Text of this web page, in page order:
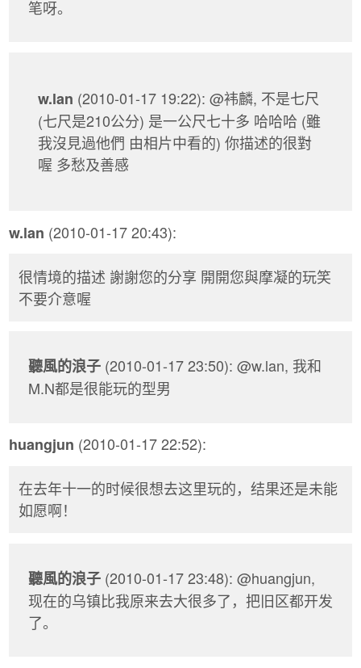
笔呀。
w.lan (2010-01-17 19:22): @袆麟, 不是七尺
(七尺是210公分) 是一公尺七十多 哈哈哈 (雖
我沒見過他們 由相片中看的) 你描述的很對
喔 多愁及善感
w.lan (2010-01-17 20:43):
很情境的描述 謝謝您的分享 開開您與摩凝的玩笑
不要介意喔
聽風的浪子 (2010-01-17 23:50): @w.lan, 我和
M.N都是很能玩的型男
huangjun (2010-01-17 22:52):
在去年十一的时候很想去这里玩的，结果还是未能
如愿啊！
聽風的浪子 (2010-01-17 23:48): @huangjun,
现在的乌镇比我原来去大很多了，把旧区都开发
了。